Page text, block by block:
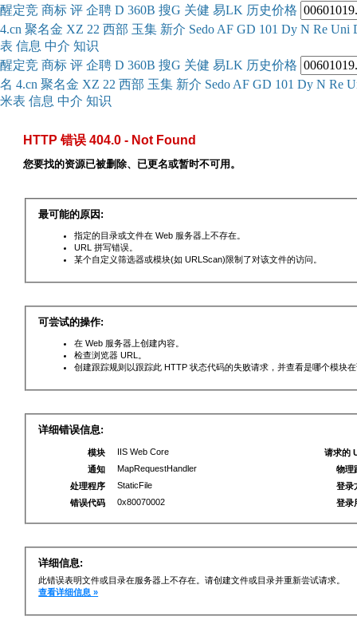
醒定竞 商标 评 企聘 D 360B 搜G 关健 易LK 历史价格
4.cn 聚名金 XZ 22 西部 玉集 新介 Sedo AF GD 101 Dy N Re Uni
表 信息 中介 知识